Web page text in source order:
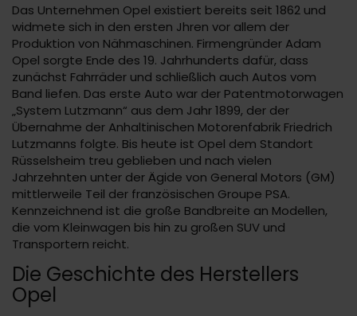
Das Unternehmen Opel existiert bereits seit 1862 und
widmete sich in den ersten Jhren vor allem der
Produktion von Nähmaschinen. Firmengründer Adam
Opel sorgte Ende des 19. Jahrhunderts dafür, dass
zunächst Fahrräder und schließlich auch Autos vom
Band liefen. Das erste Auto war der Patentmotorwagen
„System Lutzmann“ aus dem Jahr 1899, der der
Übernahme der Anhaltinischen Motorenfabrik Friedrich
Lutzmanns folgte. Bis heute ist Opel dem Standort
Rüsselsheim treu geblieben und nach vielen
Jahrzehnten unter der Ägide von General Motors (GM)
mittlerweile Teil der französischen Groupe PSA.
Kennzeichnend ist die große Bandbreite an Modellen,
die vom Kleinwagen bis hin zu großen SUV und
Transportern reicht.
Die Geschichte des Herstellers
Opel